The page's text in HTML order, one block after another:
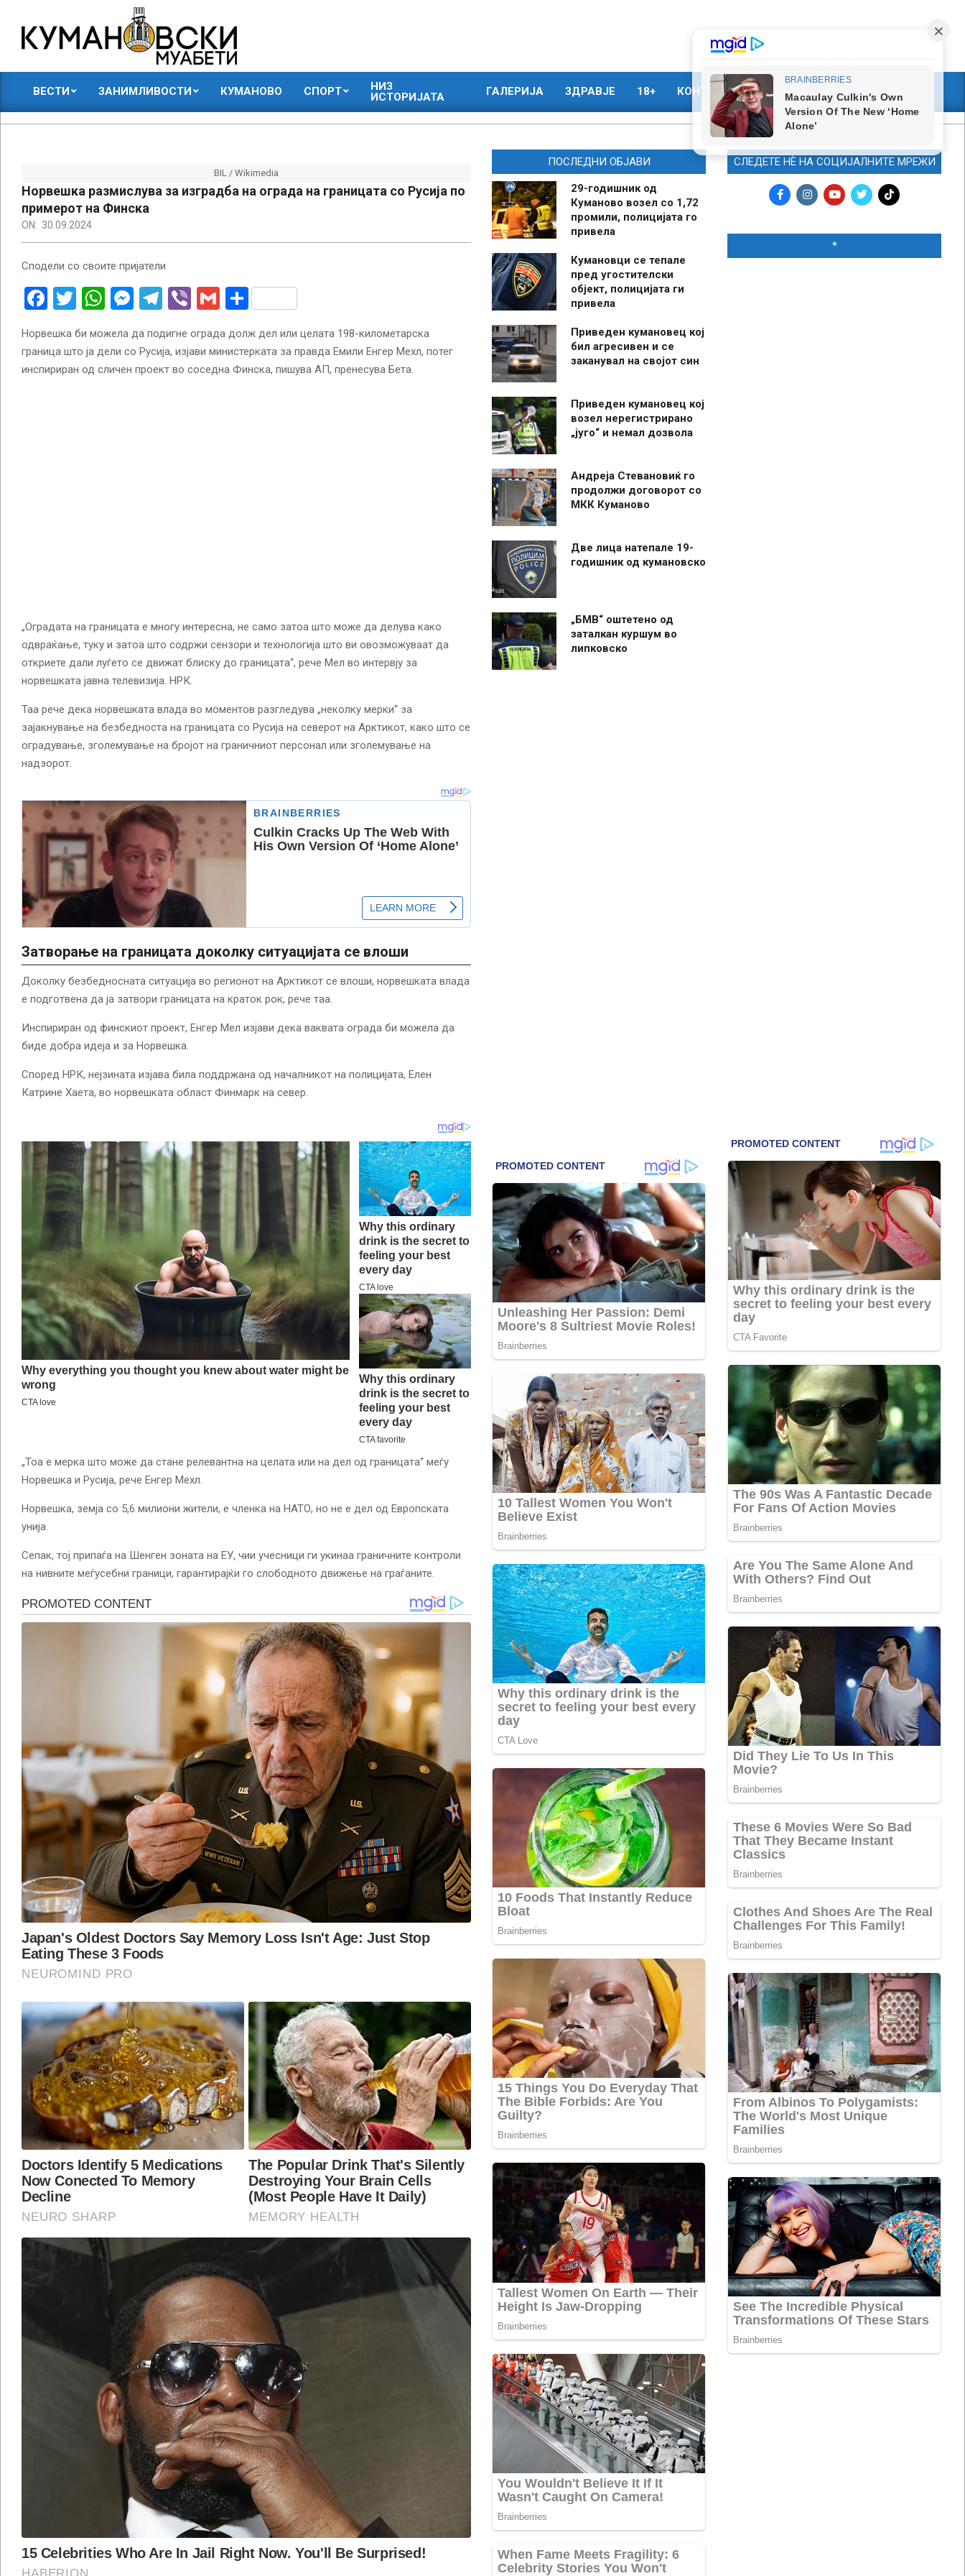
content
КУМАНОВСКИ
МУАБЕТИ
ВЕСТИ ЗАНИМЛИВОСТИ КУМАНОВО СПОРТ
НИЗ
ИСТОРИЈАТА
ГАЛЕРИЈА ЗДРАВЈЕ 18+ КОНТАКТ МАРКЕТИНГ
BIL / Wikimedia
Норвешка размислува за изградба на ограда на границата со Русија по
примерот на Финска
ON: 30.09.2024
Сподели со своите пријатели
Facebook
Twitter
WhatsApp
Messenger
Telegram
ViberGmailShare
Норвешка би можела да подигне ограда долж дел или целата 198-километарска
граница што ја дели со Русија, изјави министерката за правда Емили Енгер Мехл, потег
инспириран од сличен проект во соседна Финска, пишува АП, пренесува Бета.
„Оградата на границата е многу интересна, не само затоа што може да делува како
одвраќање, туку и затоа што содржи сензори и технологија што ви овозможуваат да
откриете дали луѓето се движат блиску до границата“, рече Мел во интервју за
норвешката јавна телевизија. НРК.
Таа рече дека норвешката влада во моментов разгледува „неколку мерки“ за
зајакнување на безбедноста на границата со Русија на северот на Арктикот, како што се
оградување, зголемување на бројот на граничниот персонал или зголемување на
надзорот.
Затворање на границата доколку ситуацијата се влоши
Доколку безбедносната ситуација во регионот на Арктикот се влоши, норвешката влада
е подготвена да ја затвори границата на краток рок, рече таа.
Инспириран од финскиот проект, Енгер Мел изјави дека ваквата ограда би можела да
биде добра идеја и за Норвешка.
Според НРК, нејзината изјава била поддржана од началникот на полицијата, Елен
Катрине Хаета, во норвешката област Финмарк на север.
„Тоа е мерка што може да стане релевантна на целата или на дел од границата“ меѓу
Норвешка и Русија, рече Енгер Мехл.
Норвешка, земја со 5,6 милиони жители, е членка на НАТО, но не е дел од Европската
унија.
Сепак, тој припаѓа на Шенген зоната на ЕУ, чии учесници ги укинаа граничните контроли
на нивните меѓусебни граници, гарантирајќи го слободното движење на граѓаните.
ПОСЛЕДНИ ОБЈАВИ
29-годишник од
Куманово возел со 1,72
промили, полицијата го
привела
Кумановци се тепале
пред угостителски
објект, полицијата ги
привела
Приведен кумановец кој
бил агресивен и се
заканувал на својот син
Приведен кумановец кој
возел нерегистрирано
„југо“ и немал дозвола
Андреја Стевановиќ го
продолжи договорот со
МКК Куманово
Две лица натепале 19-
годишник од кумановско
„БМВ“ оштетено од
заталкан куршум во
липковско
СЛЕДЕТЕ НЀ НА СОЦИЈАЛНИТЕ МРЕЖИ
*